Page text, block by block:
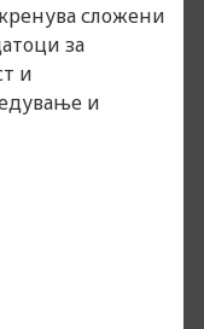
сложени
за
и
и